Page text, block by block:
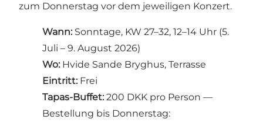
zum Donnerstag vor dem jeweiligen Konzert.
Wann: Sonntage, KW 27–32, 12–14 Uhr (5.
Juli – 9. August 2026)
Wo: Hvide Sande Bryghus, Terrasse
Eintritt: Frei
Tapas-Buffet: 200 DKK pro Person —
Bestellung bis Donnerstag: